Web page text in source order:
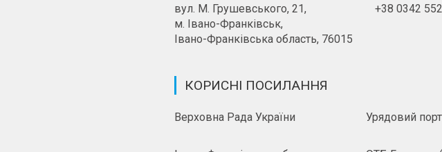
вул. М. Грушевського, 21,
м. Івано-Франківськ,
Івано-Франківська область, 76015
+38 0342
КОРИСНІ ПОСИЛАННЯ
Верховна Рада України Урядовий